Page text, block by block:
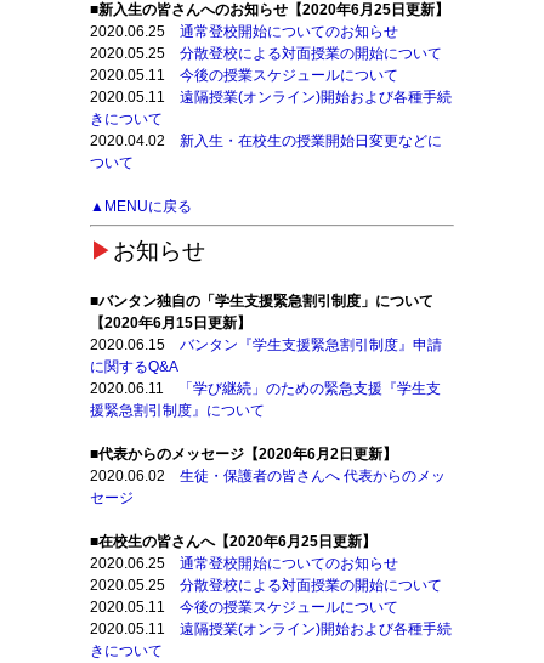
■新入生の皆さんへのお知らせ【2020年6月25日更新】
2020.06.25 通常登校開始についてのお知らせ
2020.05.25 分散登校による対面授業の開始について
2020.05.11 今後の授業スケジュールについて
2020.05.11 遠隔授業(オンライン)開始および各種手続
きについて
2020.04.02 新入生・在校生の授業開始日変更などに
ついて
▲MENUに戻る
▶ お知らせ
■バンタン独自の「学生支援緊急割引制度」について
【2020年6月15日更新】
2020.06.15 バンタン『学生支援緊急割引制度』申請
に関するQ&A
2020.06.11
「学び継続」のための緊急支援『学生支
援緊急割引制度』について
■代表からのメッセージ【2020年6月2日更新】
2020.06.02 生徒・保護者の皆さんへ 代表からのメッ
セージ
■在校生の皆さんへ【2020年6月25日更新】
2020.06.25 通常登校開始についてのお知らせ
2020.05.25 分散登校による対面授業の開始について
2020.05.11 今後の授業スケジュールについて
2020.05.11 遠隔授業(オンライン)開始および各種手続
きについて